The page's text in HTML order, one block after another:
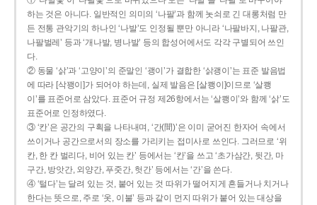
하는 것은 아니다. 일반적인 의미의 ‘나팔’과 함께 놋쇠로 긴 대롱처럼 만
든 전통 관악기의 하나인 ‘나발’도 인정될 뿐만 아니라 ‘나팔바지, 나팔관,
나팔벌레’ 등과 ‘개나발, 병나발’ 등의 합성어에서도 각각 구별되어 쓰인
다.
② 동물 ‘삵’과 ‘고양이’의 준말인 ‘괭이’가 결합한 ‘삵괭이’는 표준 발음법
에 따라 [삭꽹이]가 되어야 하는데, 실제 발음은 [살쾡이]이므로 ‘살쾡
이’를 표준어로 삼았다. 표준어 규정 제26항에서는 ‘살쾡이’와 함께 ‘삵’도
표준어로 인정하였다.
③ ‘칸’은 공간의 구획을 나타내며, ‘간(間)’은 이미 굳어진 한자어 속에서
쓰이거나 공간으로서의 장소를 가리키는 접미사로 쓰인다. 그러므로 ‘위
칸, 한 칸 벌리다, 비어 있는 칸’ 등에서는 ‘칸’을 쓰고 ‘초가삼간, 뒷간, 마
구간, 방앗간, 외양간, 푸줏간, 헛간’ 등에서는 ‘간’을 쓴다.
④ ‘털다’는 달려 있는 것, 붙어 있는 것 따위가 떨어지게 흔들거나 치거나
한다는 뜻으로, 주로 ‘옷, 이불’ 등과 같이 먼지 따위가 붙어 있는 대상을